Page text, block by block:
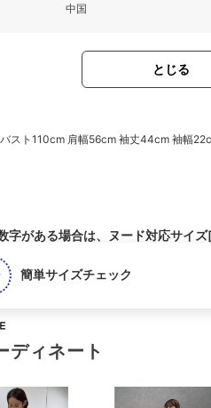
中国
とじる
スト110cm 肩幅56cm 袖丈44cm 袖幅
がある場合は、ヌード対応サイズ[
簡単サイズチェック
ディネート